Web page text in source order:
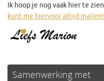
Ik hoop je nog vaak hier te
kunt me hiervoor altijd mailen!
Samenwerking met